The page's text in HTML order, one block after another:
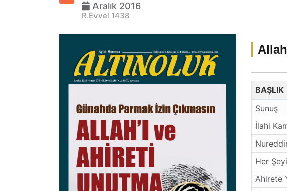
Aralık 2016
R.Evvel 1438
BAŞLIK
Sunuş
İlahi
Her
Ahirete